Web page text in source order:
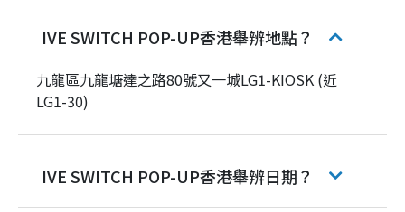
IVE SWITCH POP-UP香港舉辨地點？
九龍區九龍塘達之路80號又一城LG1-KIOSK (近
LG1-30)
IVE SWITCH POP-UP香港舉辨日期？